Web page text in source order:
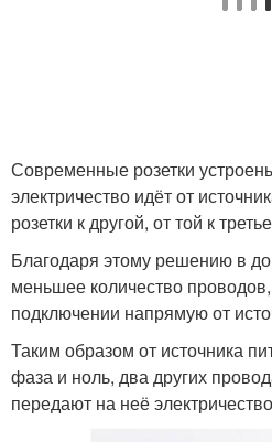
Современные розетки
электричество идёт от
розетки к другой, от той к
Благодаря этому решению в
меньшее количество
подключении напрямую от
Таким образом от источника
фаза и ноль, два других
передают на неё